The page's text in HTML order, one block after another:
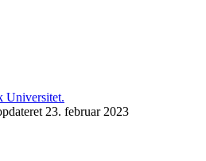
23. februar 2023